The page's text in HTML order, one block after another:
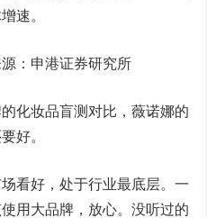
速。
：申港证券研究所
妆品盲测对比，薇诺娜的
好。
好，处于行业最底层。一
用大品牌，放心。没听过的